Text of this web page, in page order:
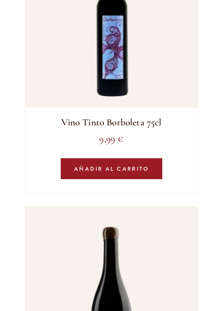
Vino Tinto Borboleta 75cl
9,99 €
AÑADIR AL CARRITO